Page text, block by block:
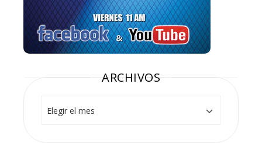
ARCHIVOS